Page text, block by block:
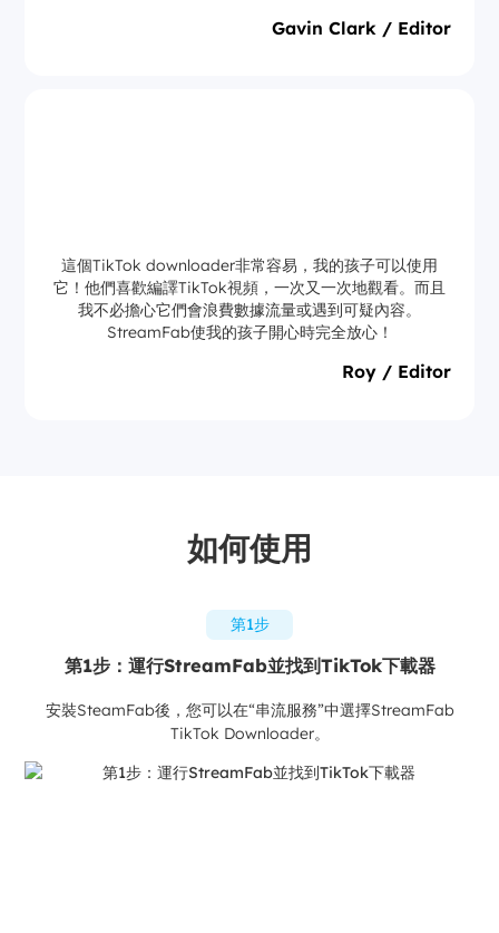
Gavin Clark / Editor
這個TikTok downloader非常容易，我的孩子可以使用
它！他們喜歡編譯TikTok視頻，一次又一次地觀看。而且
我不必擔心它們會浪費數據流量或遇到可疑內容。
StreamFab使我的孩子開心時完全放心！
Roy / Editor
如何使用
第1步
第1步：運行StreamFab並找到TikTok下載器
安裝SteamFab後，您可以在“串流服務”中選擇StreamFab
TikTok Downloader。